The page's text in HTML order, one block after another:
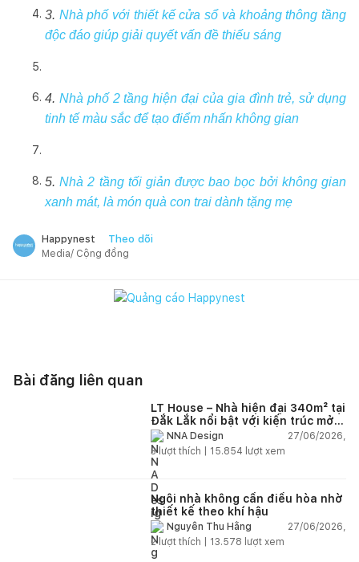
3. Nhà phố với thiết kế cửa sổ và khoảng thông tầng
độc đáo giúp giải quyết vấn đề thiếu sáng
4. Nhà phố 2 tầng hiện đại của gia đình trẻ, sử dụng
tinh tế màu sắc để tạo điểm nhấn không gian
5.Nhà 2 tầng tối giản được bao bọc bởi không gian
xanh mát, là món quà con trai dành tặng mẹ
Happynest Theo dõi
Media/ Cộng đồng
Bài đăng liên quan
LT House – Nhà hiện đại 340m² tại
Đắk Lắk nổi bật với kiến trúc mở
và hệ sân vườn kết nối thiên
nhiên
NNA Design
27/06/2026,
3lượt thích | 15.854 lượt xem
Ngôi nhà không cần điều hòa nhờ
thiết kế theo khí hậu
Nguyễn Thu Hằng
27/06/2026,
2lượt thích | 13.578 lượt xem